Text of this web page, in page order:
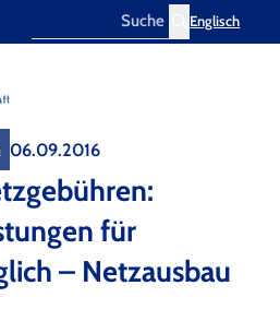
Englisch
06.09.2016
für
– Netzausbau